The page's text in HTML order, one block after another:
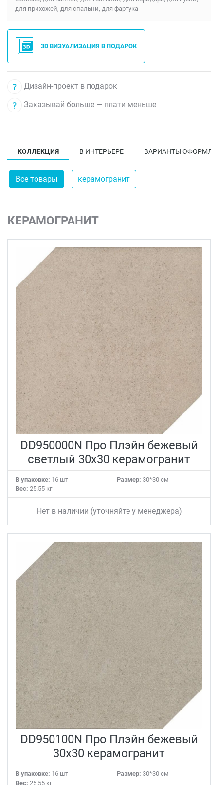
для прихожей, для спальни, для фартука
3D ВИЗУАЛИЗАЦИЯ В ПОДАРОК
Дизайн-проект в подарок
Заказывай больше — плати меньше
КОЛЛЕКЦИЯ В ИНТЕРЬЕРЕ ВАРИАНТЫ
Все товары керамогранит
КЕРАМОГРАНИТ
DD950000N Про Плэйн бежевый
светлый 30x30 керамогранит
В упаковке: 16 шт Размер: 30*30 см
Вес: 25.55 кг
Нет в наличии (уточняйте у менеджера)
DD950100N Про Плэйн бежевый
30x30 керамогранит
В упаковке: 16 шт Размер: 30*30 см
Вес: 25.55 кг